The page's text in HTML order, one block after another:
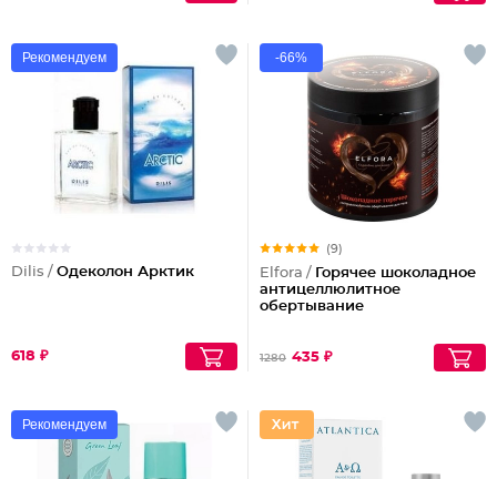
Рекомендуем
Dilis / Одеколон Арктик
618 ₽
-66%
(9)
Elfora / Горячее шоколадное
антицеллюлитное
обертывание
1280 435 ₽
Рекомендуем